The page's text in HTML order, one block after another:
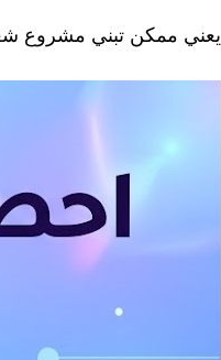
يعني ممكن تبني مشروع